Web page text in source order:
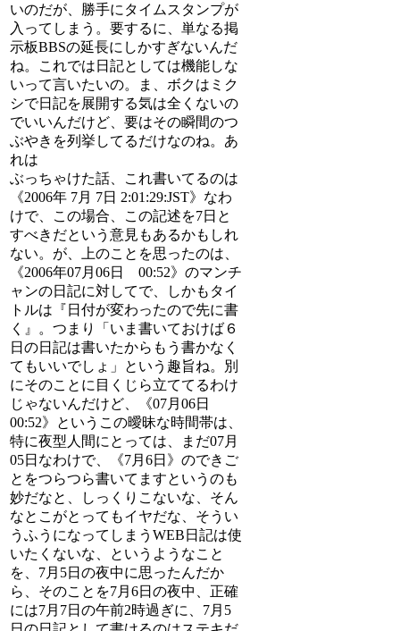
いのだが、勝手にタイムスタンプが
入ってしまう。要するに、単なる掲
示板BBSの延長にしかすぎないんだ
ね。これでは日記としては機能しな
いって言いたいの。ま、ボクはミク
シで日記を展開する気は全くないの
でいいんだけど、要はその瞬間のつ
ぶやきを列挙してるだけなのね。あ
れは
ぶっちゃけた話、これ書いてるのは
《2006年 7月 7日 2:01:29:JST》なわ
けで、この場合、この記述を7日と
すべきだという意見もあるかもしれ
ない。が、上のことを思ったのは、
《2006年07月06日 00:52》のマンチ
ャンの日記に対してで、しかもタイ
トルは『日付が変わったので先に書
く』。つまり「いま書いておけば６
日の日記は書いたからもう書かなく
てもいいでしょ」という趣旨ね。別
にそのことに目くじら立ててるわけ
じゃないんだけど、《07月06日
00:52》というこの曖昧な時間帯は、
特に夜型人間にとっては、まだ07月
05日なわけで、《7月6日》のできご
とをつらつら書いてますというのも
妙だなと、しっくりこないな、そん
なとこがとってもイヤだな、そうい
うふうになってしまうWEB日記は使
いたくないな、というようなこと
を、7月5日の夜中に思ったんだか
ら、そのことを7月6日の夜中、正確
には7月7日の午前2時過ぎに、7月5